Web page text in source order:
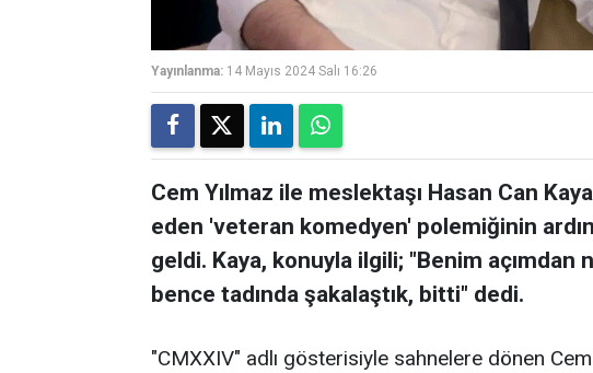
Yayınlanma: 14 Mayıs 2024 Salı 16:26
Cem Yılmaz ile meslektaşı Hasan Can
eden 'veteran komedyen' polemiğinin
geldi. Kaya, konuyla ilgili; "Benim açımdan
bence tadında şakalaştık, bitti" dedi.
"CMXXIV" adlı gösterisiyle sahnelere dönen Cem